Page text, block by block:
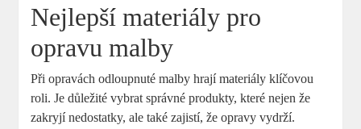
Nejlepší materiály pro
opravu malby
Při opravách odloupnuté malby hrají materiály klíčovou
roli. Je důležité vybrat správné produkty, které nejen že
zakryjí nedostatky, ale také zajistí, že opravy vydrží.